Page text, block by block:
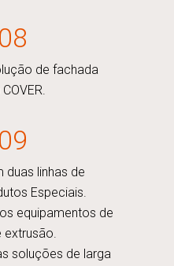
de fachada
duas linhas de
Especiais.
equipamentos de
extrusão.
soluções de larga